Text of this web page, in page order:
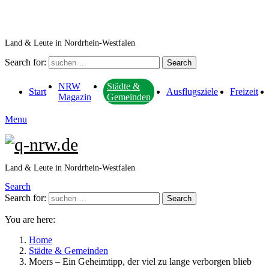
Land & Leute in Nordrhein-Westfalen
Search for: Search
Start
NRW
Magazin
Städte &
Gemeinden
Ausflugsziele Freizeit
Menu
Land & Leute in Nordrhein-Westfalen
Search
Search for:
Search
You are here:
Home
Städte & Gemeinden
Moers – Ein Geheimtipp, der viel zu lange verborgen blieb